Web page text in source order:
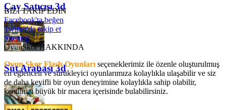
Çay Satıcısı 3d
Süt Arabası 3d
BİZİ TAKİP EDİN
Facebook'ta beğen
Twitter'da takip et
Sitemap
OyunSkor HAKKINDA
Oyun Skor Flash Oyunları seçeneklerimiz ile özenle oluşturulmuş
en eğlenceli ve sürükleyici oyunlarımıza kolaylıkla ulaşabilir ve siz
de daha keyifli bir oyun deneyimine kolaylıkla sahip olabilir,
kendinizi büyük bir macera içerisinde bulabilirsiniz.